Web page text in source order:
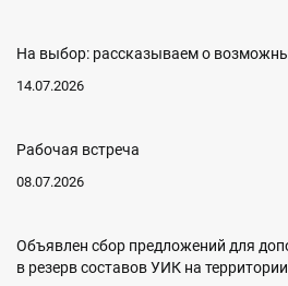
На выбор: рассказываем о
14.07.2026
Рабочая встреча
08.07.2026
Объявлен сбор предложений для
в резерв составов УИК на